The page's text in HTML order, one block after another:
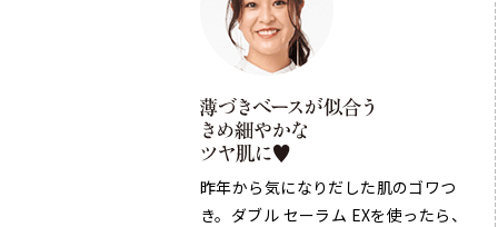
昨年から気になりだした肌のゴワつ
き。ダブル セーラム EXを使ったら、